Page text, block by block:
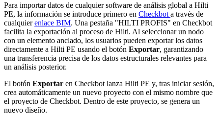
Para importar datos de cualquier software de análisis global a Hilti
PE, la información se introduce primero en Checkbot a través de
cualquierenlace BIM. Una pestaña "HILTI PROFIS" en Checkbot
facilita la exportación al proceso de Hilti. Al seleccionar un nodo
con un elemento anclado, los usuarios pueden exportar los datos
directamente a Hilti PE usando el botón Exportar, garantizando
una transferencia precisa de los datos estructurales relevantes para
un análisis posterior.
El botón Exportar en Checkbot lanza Hilti PE y, tras iniciar sesión,
crea automáticamente un nuevo proyecto con el mismo nombre que
el proyecto de Checkbot. Dentro de este proyecto, se genera un
nuevo diseño.